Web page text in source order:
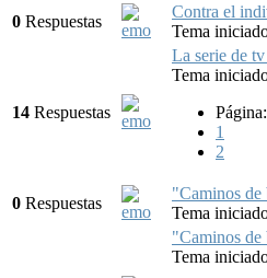
0 Respuestas
Contra el
Tema
14 Respuestas
La serie de
Tema
Página:
1
2
0 Respuestas
"Caminos
Tema
"Caminos de
Tema